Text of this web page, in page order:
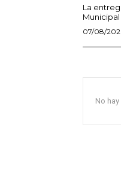
La
Municipal
07/08/
No